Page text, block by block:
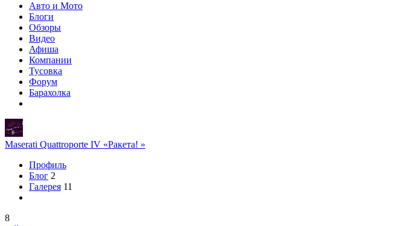
Авто и Мото
Блоги
Обзоры
Видео
Афиша
Компании
Тусовка
Форум
Барахолка
Maserati Quattroporte IV «Ракета! »
Профиль
Блог 2
Галерея 11
8